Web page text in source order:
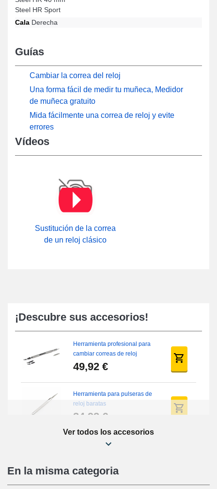
Steel HR Sport
Cala Derecha
Guías
Cambiar la correa del reloj
Una forma fácil de medir tu muñeca, Medidor
de muñeca gratuito
Mida fácilmente una correa de reloj y evite
errores
Vídeos
Sustitución de la correa
de un reloj clásico
¡Descubre sus accesorios!
Herramienta profesional para
cambiar correas de reloj
49,92 €
Herramienta para pulseras de
reloj baratas
34,92 €
Kit de reparación de relojes
16,90 €
Ver todos los accesorios
En la misma categoria